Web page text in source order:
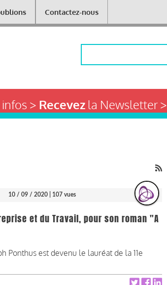
Contactez-nous
> Recevezla Newsletter >
10 / 09 / 2020 | 107 vues
et du Travail, pour son roman "A
Ponthus est devenu le lauréat de la 11e